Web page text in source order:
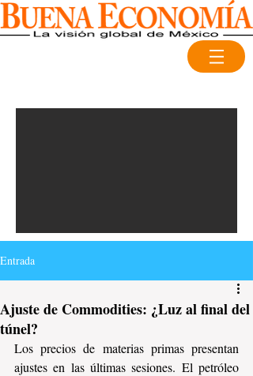
Entrada
Ajuste de Commodities: ¿Luz al final del
túnel?
Los precios de materias primas presentan
ajustes en las últimas sesiones. El petróleo